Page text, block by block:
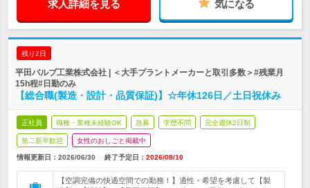
求人詳細を見る 気になる
残り2日
平田バルブ工業株式会社 | ＜大手プラントメーカーと取引多数＞#残業月
15h程#日勤のみ
【総合職(製造・設計・品質保証)】☆年休126日／土日祝休み
正社員 職種・業種未経験OK 急募 学歴不問 完全週休2日制
第二新卒歓迎 女性のおしごと掲載中
情報更新日：2026/06/30 終了予定日： 2026/08/10
【空調完備の快適空間での勤務！】適性・希望を考慮して【製